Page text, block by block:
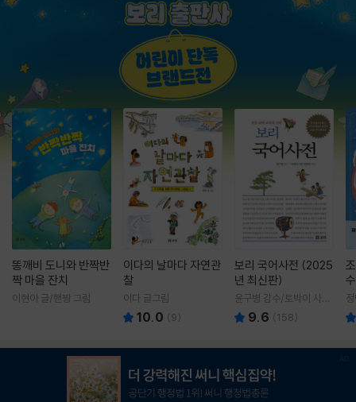
똥깨비 도니와 반짝반
짝 마을 잔치
이현아 글/핸짱 그림
이다의 날마다 자연관
찰
이다 글그림
10.0 (9)
보리 국어사전 (2025
년 최신판)
윤구병 감수/토박이 사전
편찬실 편
9.6 (158)